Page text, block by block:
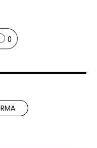
0